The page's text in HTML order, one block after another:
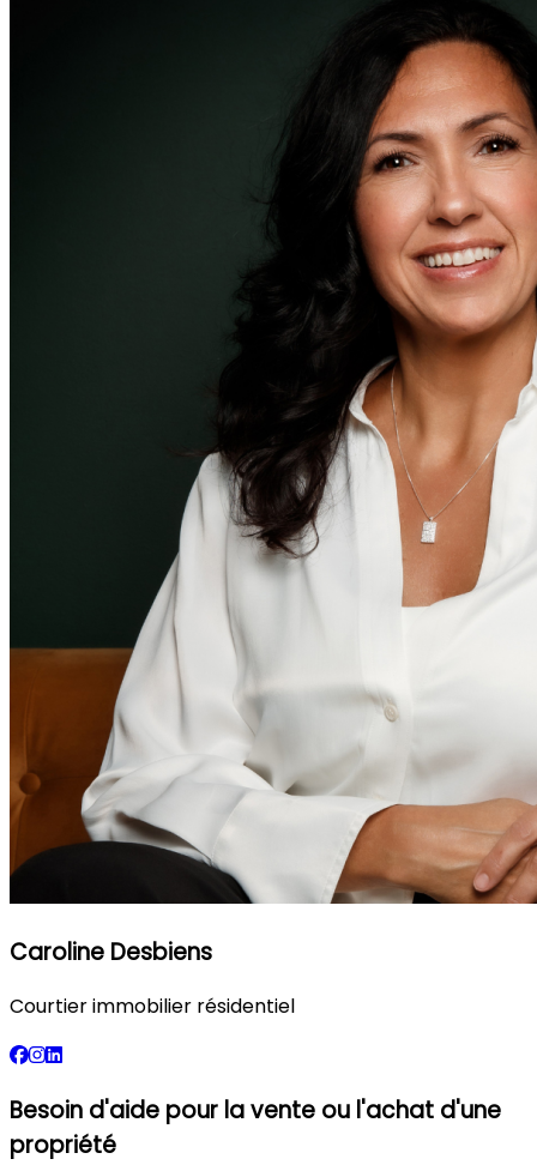
Caroline Desbiens
Courtier immobilier résidentiel
Besoin d'aide pour la vente ou l'achat d'une
propriété